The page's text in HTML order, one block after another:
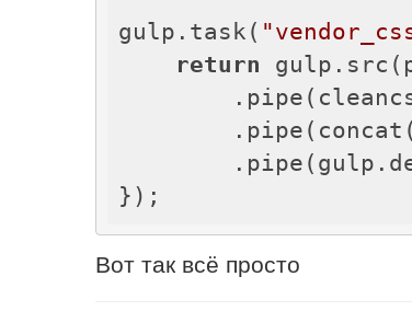
gulp.task(
return
        .pipe(concat(
Вот так всё просто